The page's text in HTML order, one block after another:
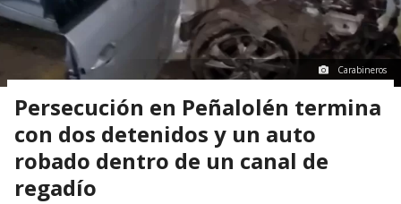
Carabineros
Persecución en Peñalolén termina
con dos detenidos y un auto
robado dentro de un canal de
regadío